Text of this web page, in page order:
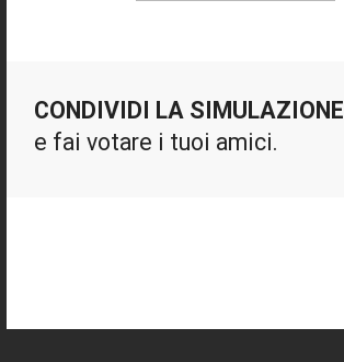
CONDIVIDI LA SIMULAZIONE
e fai votare i tuoi amici.